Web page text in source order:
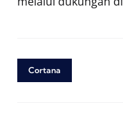
Cortana